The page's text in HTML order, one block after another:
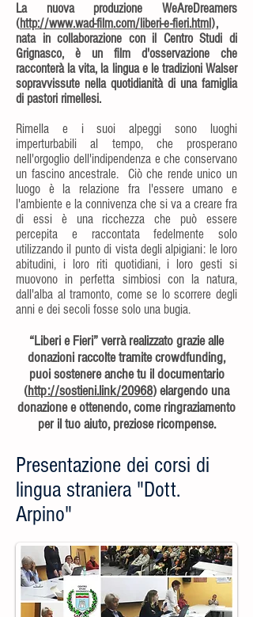
La nuova produzione WeAreDreamers
(http://www.wad-film.com/liberi-e-fieri.html),
nata in collaborazione con il Centro Studi di
Grignasco, è un film d'osservazione che
racconterà la vita, la lingua e le tradizioni Walser
sopravvissute nella quotidianità di una famiglia
di pastori rimellesi.
Rimella e i suoi alpeggi sono luoghi
imperturbabili al tempo, che prosperano
nell'orgoglio dell'indipendenza e che conservano
un fascino ancestrale. Ciò che rende unico un
luogo è la relazione fra l'essere umano e
l'ambiente e la connivenza che si va a creare fra
di essi è una ricchezza che può essere
percepita e raccontata fedelmente solo
utilizzando il punto di vista degli alpigiani: le loro
abitudini, i loro riti quotidiani, i loro gesti si
muovono in perfetta simbiosi con la natura,
dall'alba al tramonto, come se lo scorrere degli
anni e dei secoli fosse solo una bugia.
“Liberi e Fieri” verrà realizzato grazie alle
donazioni raccolte tramite crowdfunding,
puoi sostenere anche tu il documentario
(http://sostieni.link/20968) elargendo una
donazione e ottenendo, come ringraziamento
per il tuo aiuto, preziose ricompense.
Presentazione dei corsi di
lingua straniera "Dott.
Arpino"